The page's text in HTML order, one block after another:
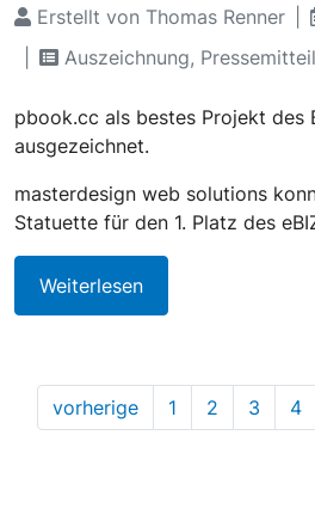
Erstellt von Thomas Renner
Auszeichnung,
pbook.cc als bestes Projekt des
ausgezeichnet.
masterdesign web solutions
Statuette für den 1. Platz des
Weiterlesen
vorherige 1 2 3 4